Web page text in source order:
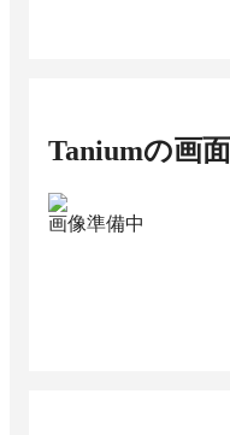
Taniumの画
画像準備中